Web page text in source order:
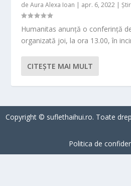
deAura Alexa Ioan | apr. 6, 2022 |
Humanitas anunță o conferință
organizată joi, la ora 13.00, în
CITEŞTE MAI MULT
Copyright © suflethaihui.ro. Toate
Politica de